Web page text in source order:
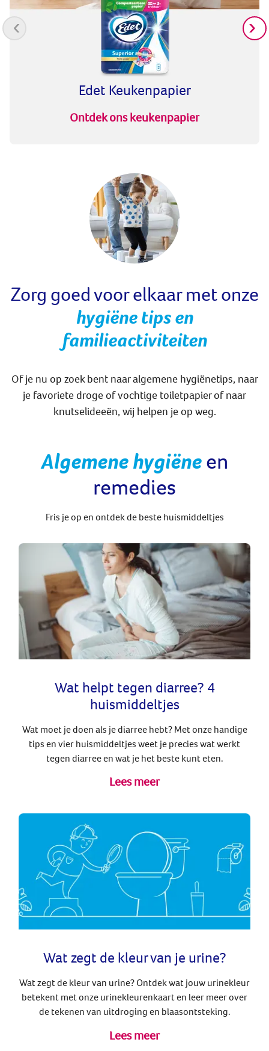
Edet Keukenpapier
Ontdek ons keukenpapier
Zorg goed voor elkaar met onze
hygiëne tips en
familieactiviteiten
Of je nu op zoek bent naar algemene hygiënetips, naar
je favoriete droge of vochtige toiletpapier of naar
knutselideeën, wij helpen je op weg.
Algemene hygiëneen
remedies
Fris je op en ontdek de beste huismiddeltjes
Wat helpt tegen diarree? 4
huismiddeltjes
Wat moet je doen als je diarree hebt? Met onze handige
tips en vier huismiddeltjes weet je precies wat werkt
tegen diarree en wat je het beste kunt eten.
Lees meer
Wat zegt de kleur van je urine?
Wat zegt de kleur van urine? Ontdek wat jouw urinekleur
betekent met onze urinekleurenkaart en leer meer over
de tekenen van uitdroging en blaasontsteking.
Lees meer